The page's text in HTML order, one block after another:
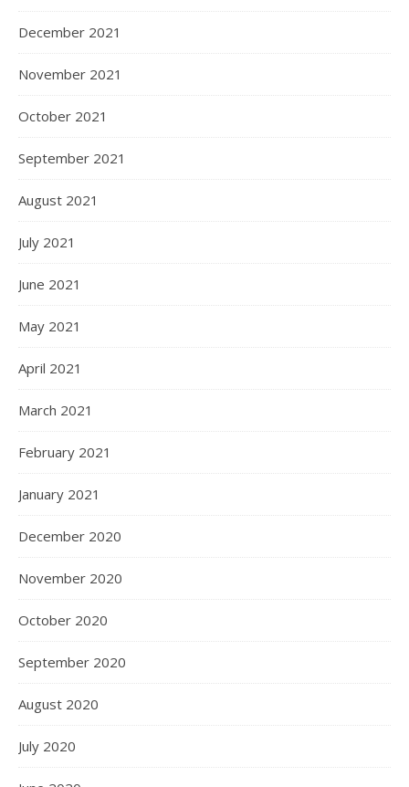
December 2021
November 2021
October 2021
September 2021
August 2021
July 2021
June 2021
May 2021
April 2021
March 2021
February 2021
January 2021
December 2020
November 2020
October 2020
September 2020
August 2020
July 2020